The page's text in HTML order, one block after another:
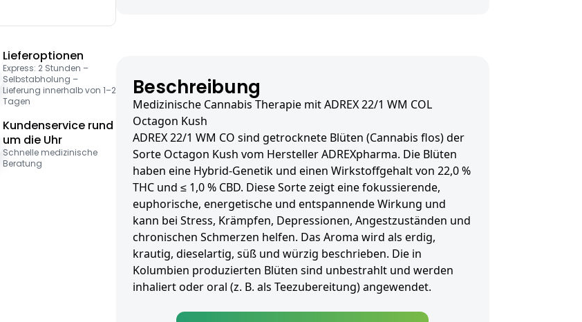
Lieferoptionen
Express: 2 Stunden –
Selbstabholung –
Lieferung innerhalb von 1–2
Tagen
Kundenservice rund
um die Uhr
Schnelle medizinische
Beratung
Beschreibung
Medizinische Cannabis Therapie mit ADREX 22/1 WM COL
Octagon Kush
ADREX 22/1 WM CO sind getrocknete Blüten (Cannabis flos) der
Sorte Octagon Kush vom Hersteller ADREXpharma. Die Blüten
haben eine Hybrid-Genetik und einen Wirkstoffgehalt von 22,0 %
THC und ≤ 1,0 % CBD. Diese Sorte zeigt eine fokussierende,
euphorische, energetische und entspannende Wirkung und
kann bei Stress, Krämpfen, Depressionen, Angestzuständen und
chronischen Schmerzen helfen. Das Aroma wird als erdig,
krautig, dieselartig, süß und würzig beschrieben. Die in
Kolumbien produzierten Blüten sind unbestrahlt und werden
inhaliert oder oral (z. B. als Teezubereitung) angewendet.